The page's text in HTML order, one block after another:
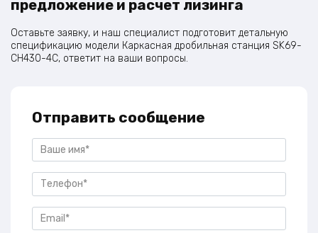
предложение и расчет лизинга
Оставьте заявку, и наш специалист подготовит детальную
спецификацию модели Каркасная дробильная станция SK69-
CH430-4C, ответит на ваши вопросы.
Отправить сообщение